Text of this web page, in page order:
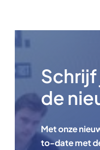
Schrijf
de
Met onze
to-date met